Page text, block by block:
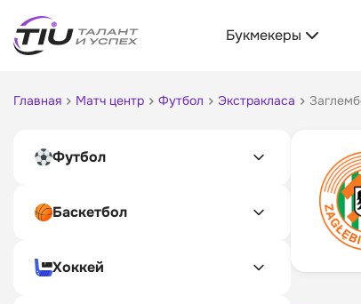
Букмекеры
Главная Матч центр Футбол Экстракласа
Футбол
Баскетбол
Хоккей